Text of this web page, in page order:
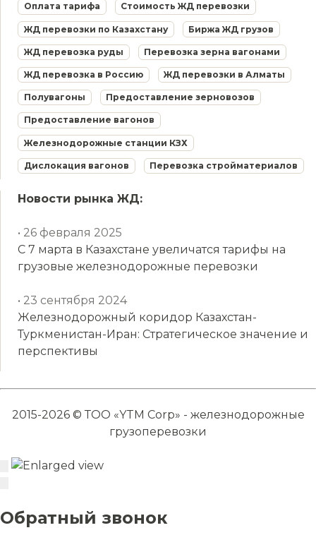
Оплата тарифа Стоимость ЖД перевозки
ЖД перевозки по Казахстану Биржа ЖД грузов
ЖД перевозка руды Перевозка зерна вагонами
ЖД перевозка в Россию ЖД перевозки в Алматы
Полувагоны Предоставление зерновозов
Предоставление вагонов
Железнодорожные станции КЗХ
Дислокация вагонов Перевозка стройматериалов
Новости рынка ЖД:
• 26 февраля 2025
С 7 марта в Казахстане увеличатся тарифы на
грузовые железнодорожные перевозки
• 23 сентября 2024
Железнодорожный коридор Казахстан-
Туркменистан-Иран: Стратегическое значение и
перспективы
2015-2026 © ТОО «YTM Corp» - железнодорожные
грузоперевозки
Обратный звонок